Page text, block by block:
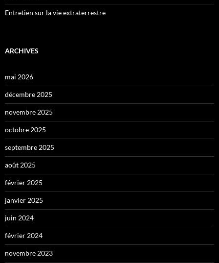
Entretien sur la vie extraterrestre
ARCHIVES
mai 2026
décembre 2025
novembre 2025
octobre 2025
septembre 2025
août 2025
février 2025
janvier 2025
juin 2024
février 2024
novembre 2023